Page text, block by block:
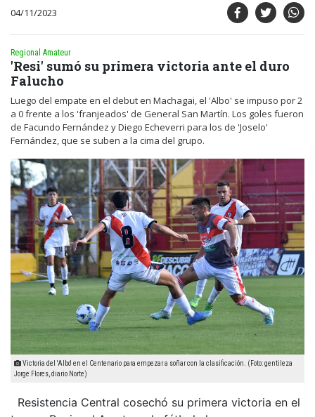
04/11/2023
Regional Amateur
'Resi' sumó su primera victoria ante el duro
Falucho
Luego del empate en el debut en Machagai, el 'Albo' se impuso por 2
a 0 frente a los 'franjeados' de General San Martín. Los goles fueron
de Facundo Fernández y Diego Echeverri para los de 'Joselo'
Fernández, que se suben a la cima del grupo.
Victoria del 'Albo' en el Centenario para empezar a soñar con la clasificación. (Foto: gentileza
Jorge Flores, diario Norte)
Resistencia Central cosechó su primera victoria en el